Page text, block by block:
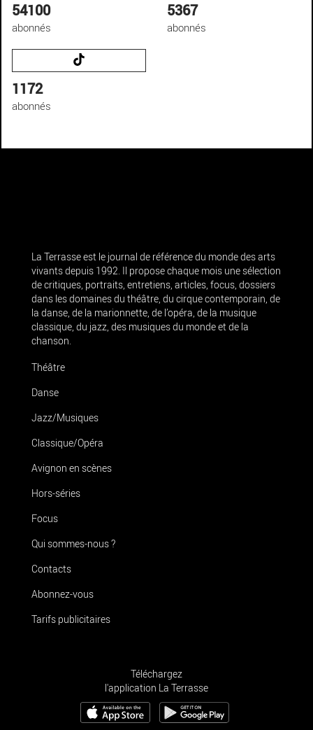
54100
abonnés
5367
abonnés
1172
abonnés
La Terrasse est le journal de référence du monde des arts
vivants depuis 1992. Il propose chaque mois une sélection
de critiques, portraits, entretiens, articles, focus, dossiers
dans les domaines du théâtre, du cirque contemporain, de
la danse, de la marionnette, de l’opéra, de la musique
classique, du jazz, des musiques du monde et de la
chanson.
Théâtre
Danse
Jazz/Musiques
Classique/Opéra
Avignon en scènes
Hors-séries
Focus
Qui sommes-nous ?
Contacts
Abonnez-vous
Tarifs publicitaires
Téléchargez
l'application La Terrasse